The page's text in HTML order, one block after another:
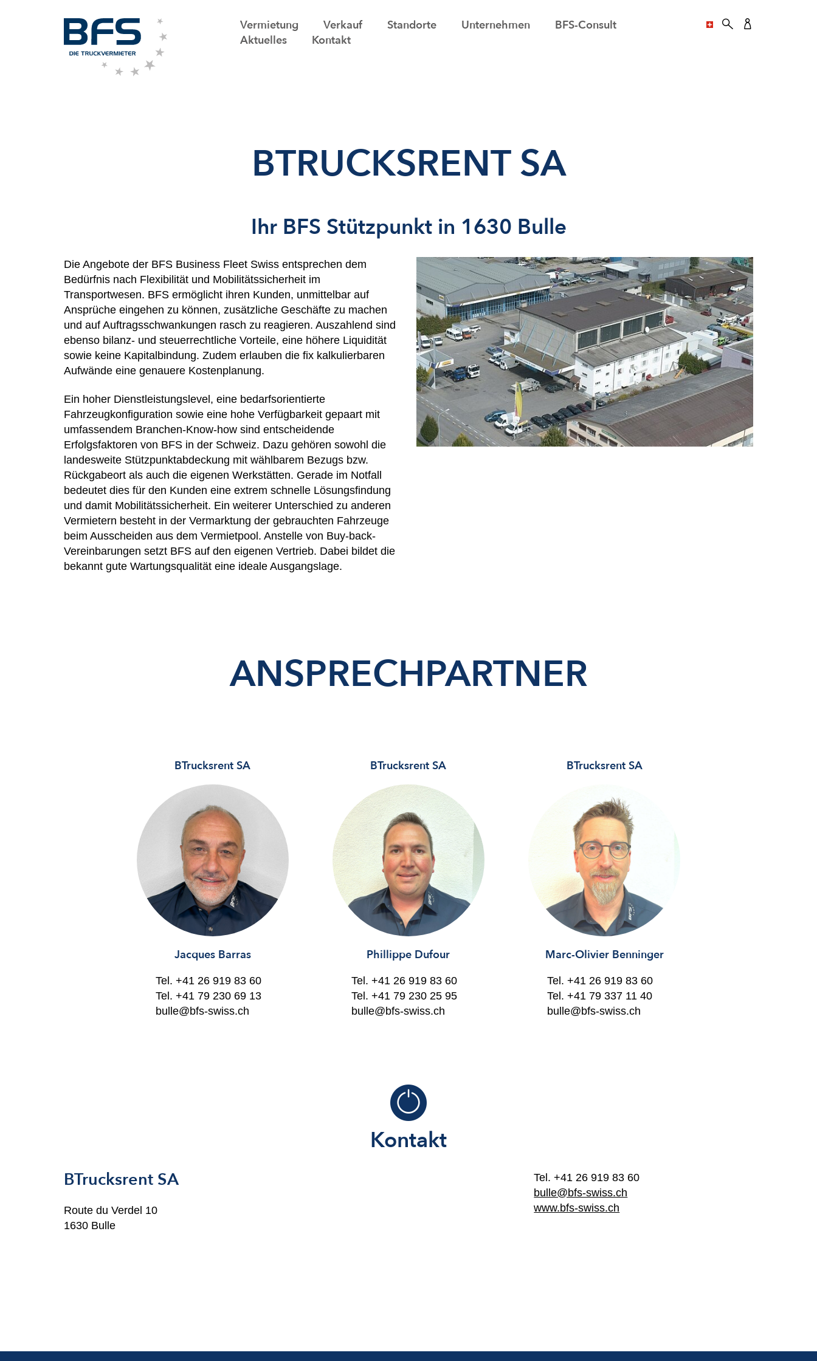
Vermietung Verkauf Standorte Unternehmen
BFS-Consult
Aktuelles
Kontakt
BTRUCKSRENT SA
Ihr BFS Stützpunkt in 1630 Bulle
Die Angebote der BFS Business Fleet Swiss entsprechen dem
Bedürfnis nach Flexibilität und Mobilitätssicherheit im
Transportwesen. BFS ermöglicht ihren Kunden, unmittelbar auf
Ansprüche eingehen zu können, zusätzliche Geschäfte zu machen
und auf Auftragsschwankungen rasch zu reagieren. Auszahlend sind
ebenso bilanz- und steuerrechtliche Vorteile, eine höhere Liquidität
sowie keine Kapitalbindung. Zudem erlauben die fix kalkulierbaren
Aufwände eine genauere Kostenplanung.
Ein hoher Dienstleistungslevel, eine bedarfsorientierte
Fahrzeugkonfiguration sowie eine hohe Verfügbarkeit gepaart mit
umfassendem Branchen-Know-how sind entscheidende
Erfolgsfaktoren von BFS in der Schweiz. Dazu gehören sowohl die
landesweite Stützpunktabdeckung mit wählbarem Bezugs bzw.
Rückgabeort als auch die eigenen Werkstätten. Gerade im Notfall
bedeutet dies für den Kunden eine extrem schnelle Lösungsfindung
und damit Mobilitätssicherheit. Ein weiterer Unterschied zu anderen
Vermietern besteht in der Vermarktung der gebrauchten Fahrzeuge
beim Ausscheiden aus dem Vermietpool. Anstelle von Buy-back-
Vereinbarungen setzt BFS auf den eigenen Vertrieb. Dabei bildet die
bekannt gute Wartungsqualität eine ideale Ausgangslage.
ANSPRECH­PARTNER
BTrucksrent SA
Jacques Barras
Tel. +41 26 919 83 60
Tel. +41 79 230 69 13
bulle@bfs-swiss.ch
BTrucksrent SA
Phillippe Dufour
Tel. +41 26 919 83 60
Tel. +41 79 230 25 95
bulle@bfs-swiss.ch
BTrucksrent SA
Marc-Olivier Benninger
Tel.+41 26 919 83 60
Tel.+41 79 337 11 40
bulle@bfs-swiss.ch
Kontakt
BTrucksrent SA
Route du Verdel 10
1630 Bulle
Tel. +41 26 919 83 60
bulle@bfs-swiss.ch
www.bfs-swiss.ch